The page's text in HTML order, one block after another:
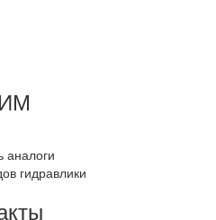
аналоги
гидравлики